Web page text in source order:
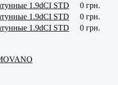
1.9dCI STD
0 грн.
1.9dCI STD
0 грн.
1.9dCI STD
0 грн.